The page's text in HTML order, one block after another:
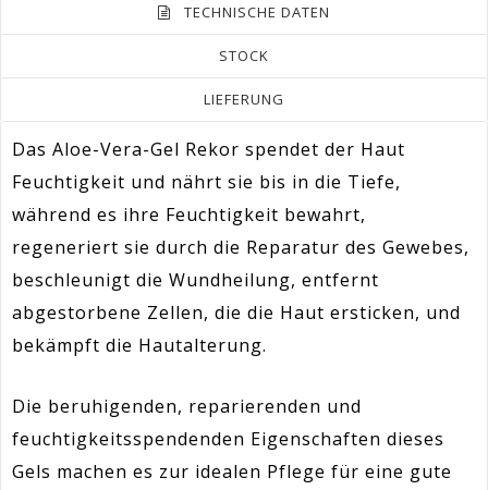
TECHNISCHE DATEN
STOCK
LIEFERUNG
Das Aloe-Vera-Gel Rekor spendet der Haut
Feuchtigkeit und nährt sie bis in die Tiefe,
während es ihre Feuchtigkeit bewahrt,
regeneriert sie durch die Reparatur des Gewebes,
beschleunigt die Wundheilung, entfernt
abgestorbene Zellen, die die Haut ersticken, und
bekämpft die Hautalterung.
Die beruhigenden, reparierenden und
feuchtigkeitsspendenden Eigenschaften dieses
Gels machen es zur idealen Pflege für eine gute